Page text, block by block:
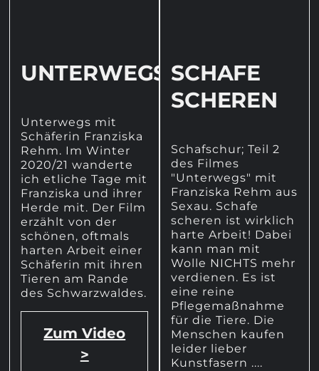
UNTERWEGS
Unterwegs mit
Schäferin Franziska
Rehm. Im Winter
2020/21 wanderte
ich etliche Tage mit
Franziska und ihrer
Herde mit. Der Film
erzählt von der
schönen, oftmals
harten Arbeit einer
Schäferin mit ihren
Tieren am Rande
des Schwarzwaldes.
Zum Video
>
SCHAFE
SCHEREN
Schafschur; Teil 2
des Filmes
"Unterwegs" mit
Franziska Rehm aus
Sexau. Schafe
scheren ist wirklich
harte Arbeit! Dabei
kann man mit
Wolle NICHTS mehr
verdienen. Es ist
eine reine
Pflegemaßnahme
für die Tiere. Die
Menschen kaufen
leider lieber
Kunstfasern ....